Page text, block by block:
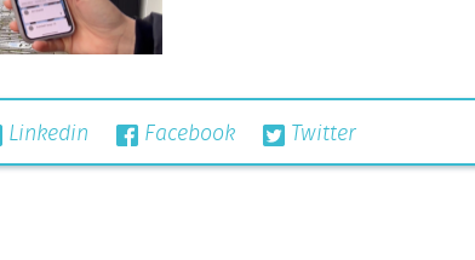
Linkedin Facebook Twitter